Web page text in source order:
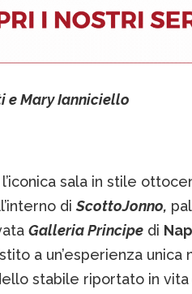
e Mary Ianniciello
sala in stile
diScottoJonno,
Galleria Principedi
a un’esperienza unica
stabile riportato in